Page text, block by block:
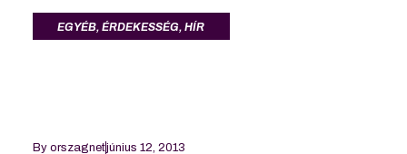
EGYÉB, ÉRDEKESSÉG, HÍR
Byorszagnetjúnius 12, 2013